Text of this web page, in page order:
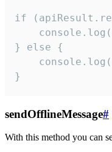
if
} else {
}
sendOfflineMessage#
With this method you can